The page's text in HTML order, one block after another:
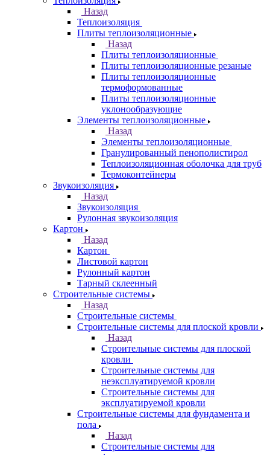
Назад
Теплоизоляция
Плиты теплоизоляционные
Назад
Плиты теплоизоляционные
Плиты теплоизоляционные резаные
Плиты теплоизоляционные
термоформованные
Плиты теплоизоляционные
уклонообразующие
Элементы теплоизоляционные
Назад
Элементы теплоизоляционные
Гранулированный пенополистирол
Теплоизоляционная оболочка для труб
Термоконтейнеры
Звукоизоляция
Назад
Звукоизоляция
Рулонная звукоизоляция
Картон
Назад
Картон
Листовой картон
Рулонный картон
Тарный склеенный
Строительные системы
Назад
Строительные системы
Строительные системы для плоской кровли
Назад
Строительные системы для плоской
кровли
Строительные системы для
неэксплуатируемой кровли
Строительные системы для
эксплуатируемой кровли
Строительные системы для фундамента и
пола
Назад
Строительные системы для